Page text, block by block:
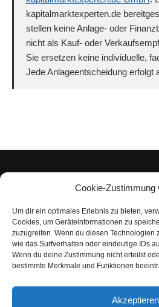
Cookie-Zustimmung
Um dir ein optimales Erlebnis zu bieten,
Cookies, um Geräteinformationen zu
zuzugreifen. Wenn du diesen Technologien
wie das Surfverhalten oder eindeutige IDs
Wenn du deine Zustimmung nicht erteilst
bestimmte Merkmale und Funktionen
Akzeptieren
kapitalmarktexperten.de
stellen keine Anlage- oder
nicht als Kauf- oder
Sie ersetzen keine individuelle,
Jede Anlageentscheidung erfolgt
Impressum
Datenschutzerklärung
Nutzungsbedingungen |
AGB